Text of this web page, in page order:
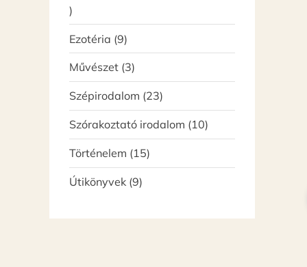
7
termék
Ezotéria 99
termék
Művészet 33
termék
Szépirodalom 2323
termék
Szórakoztató irodalom 1010
termék
Történelem 1515
termék
Útikönyvek 99